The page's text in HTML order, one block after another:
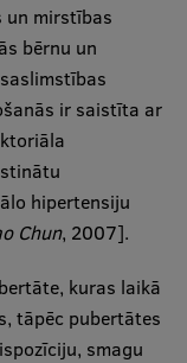
un mirstības
bērnu un
ir saistīta ar
hipertensiju
Chun, 2007].
kuras laikā
tāpēc pubertātes
smagu